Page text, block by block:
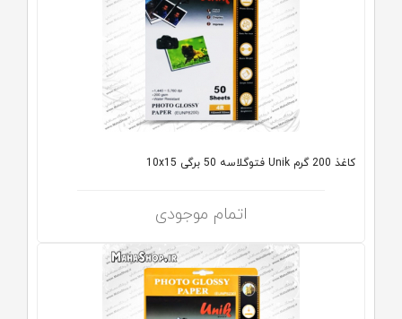
کاغذ 200 گرم Unik فتوگلاسه 50 برگی 10x15
اتمام موجودی